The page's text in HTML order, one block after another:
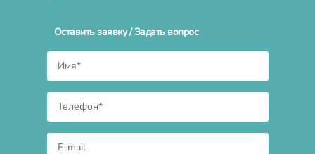
Оставить заявку / Задать вопрос